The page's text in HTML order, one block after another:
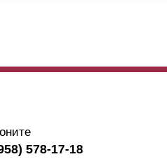
578-17-18